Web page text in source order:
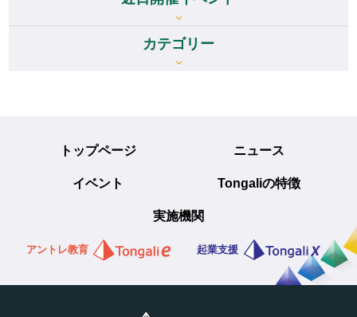
カテゴリー
トップページ ニュース
イベント Tongaliの特徴
実施機関
アントレ教育 起業支援